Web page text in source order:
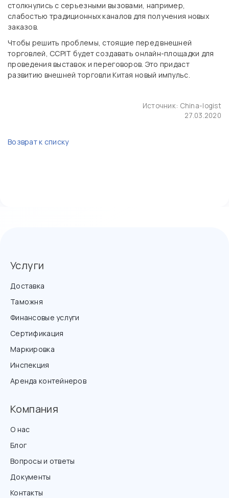
столкнулись с серьезными вызовами, например,
слабостью традиционных каналов для получения новых
заказов.
Чтобы решить проблемы, стоящие перед внешней
торговлей, CCPIT будет создавать онлайн-площадки для
проведения выставок и переговоров. Это придаст
развитию внешней торговли Китая новый импульс.
Источник: China-logist
27.03.2020
Возврат к списку
Услуги
Доставка
Таможня
Финансовые услуги
Сертификация
Маркировка
Инспекция
Аренда контейнеров
Компания
О нас
Блог
Вопросы и ответы
Документы
Контакты